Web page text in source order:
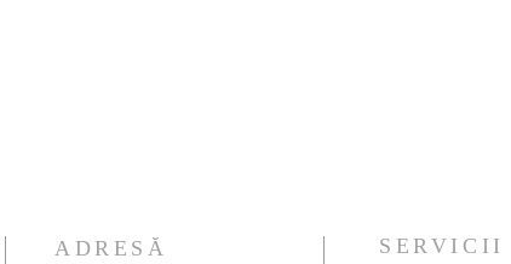
ADRESĂ SERVICII